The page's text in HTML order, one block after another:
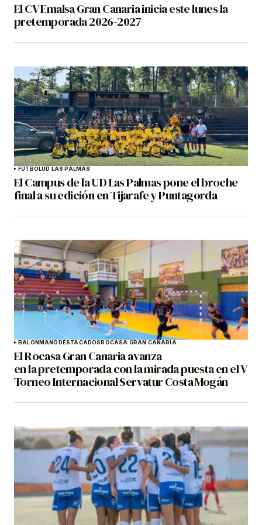
El CV Emalsa Gran Canaria inicia este lunes la
pretemporada 2026-2027
FÚTBOLUD LAS PALMAS
El Campus de la UD Las Palmas pone el broche
final a su edición en Tijarafe y Puntagorda
BALONMANO DESTACADOS ROCASA GRAN CANARIA
El Rocasa Gran Canaria avanza
en la pretemporada con la mirada puesta en el V
Torneo Internacional Servatur Costa Mogán